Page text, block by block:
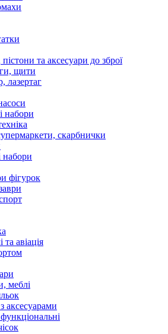
та аксесуари до зброї
щити
лазертаг
набори
скарбнички
набори
фігурок
та авіація
меблі
аксесуарами